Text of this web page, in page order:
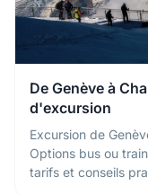
De Genève à
d'excursion
Excursion de
Options bus ou
tarifs et conseils